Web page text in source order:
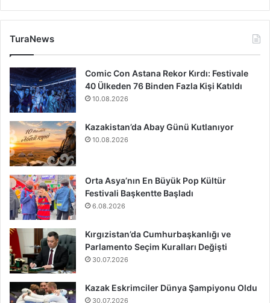
TuraNews
Comic Con Astana Rekor Kırdı: Festivale
40 Ülkeden 76 Binden Fazla Kişi Katıldı
10.08.2026
Kazakistan’da Abay Günü Kutlanıyor
10.08.2026
Orta Asya’nın En Büyük Pop Kültür
Festivali Başkentte Başladı
6.08.2026
Kırgızistan’da Cumhurbaşkanlığı ve
Parlamento Seçim Kuralları Değişti
30.07.2026
Kazak Eskrimciler Dünya Şampiyonu Oldu
30.07.2026